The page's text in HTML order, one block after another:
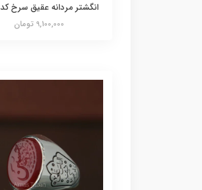
انگشتر مردانه عقیق سرخ کد 1337
9,100,000 تومان